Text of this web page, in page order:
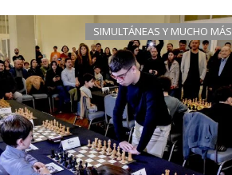
SIMULTÁNEAS Y MUCHO MÁS